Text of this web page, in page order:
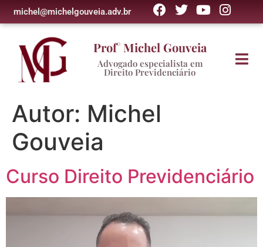
michel@michelgouveia.adv.br
Prof° Michel Gouveia
Advogado especialista em
Direito Previdenciário
Autor: Michel
Gouveia
Curso Direito Previdenciário